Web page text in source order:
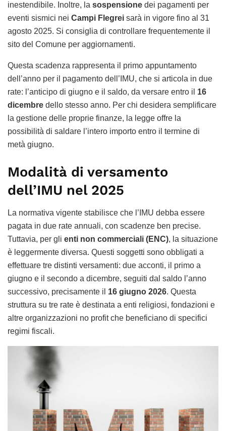
inestendibile. Inoltre, la sospensione dei pagamenti per
eventi sismici nei Campi Flegrei sarà in vigore fino al 31
agosto 2025. Si consiglia di controllare frequentemente il
sito del Comune per aggiornamenti.
Questa scadenza rappresenta il primo appuntamento
dell’anno per il pagamento dell’IMU, che si articola in due
rate: l’anticipo di giugno e il saldo, da versare entro il 16
dicembre dello stesso anno. Per chi desidera semplificare
la gestione delle proprie finanze, la legge offre la
possibilità di saldare l’intero importo entro il termine di
metà giugno.
Modalità di versamento
dell’IMU nel 2025
La normativa vigente stabilisce che l’IMU debba essere
pagata in due rate annuali, con scadenze ben precise.
Tuttavia, per gli enti non commerciali (ENC), la situazione
è leggermente diversa. Questi soggetti sono obbligati a
effettuare tre distinti versamenti: due acconti, il primo a
giugno e il secondo a dicembre, seguiti dal saldo l’anno
successivo, precisamente il 16 giugno 2026. Questa
struttura su tre rate è destinata a enti religiosi, fondazioni e
altre organizzazioni no profit che beneficiano di specifici
regimi fiscali.